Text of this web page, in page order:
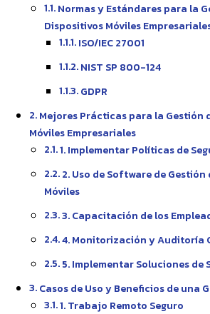
Normas y Estándares para la
Dispositivos Móviles
ISO/IEC 27001
NIST SP 800-124
GDPR
Mejores Prácticas para la Gestión
Móviles Empresariales
1. Implementar Políticas de
2. Uso de Software de
Móviles
3. Capacitación de los
4. Monitorización y Auditoría
5. Implementar Soluciones de
Casos de Uso y Beneficios de una
1. Trabajo Remoto Seguro